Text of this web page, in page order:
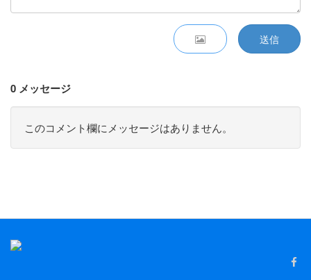
送信
0 メッセージ
このコメント欄にメッセージはありません。